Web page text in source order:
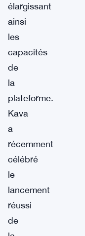
élargissant
ainsi
les
capacités
de
la
plateforme.
Kava
a
récemment
célébré
le
lancement
réussi
de